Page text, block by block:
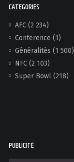
CATEGORIES
AFC(2 234)
Conference (1)
Généralités (1 500)
NFC(2 103)
Super Bowl(218)
PUBLICITÉ